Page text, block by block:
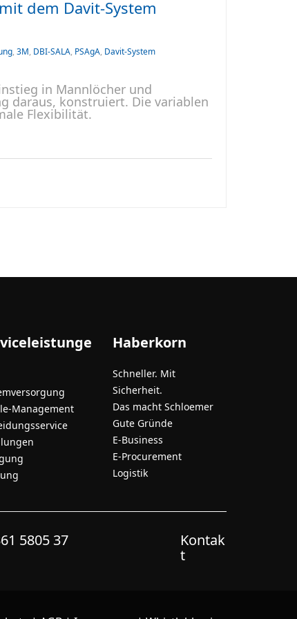
dem Davit-System
, 3M, DBI-SALA, PSAgA, Davit-System
in Mannlöcher und
daraus, konstruiert. Die variablen
Flexibilität.
Management
Haberkorn
Schneller. Mit
Sicherheit.
Das macht Schloemer
Gute Gründe
E-Business
E-Procurement
Logistik
5805 37
Kontak
t